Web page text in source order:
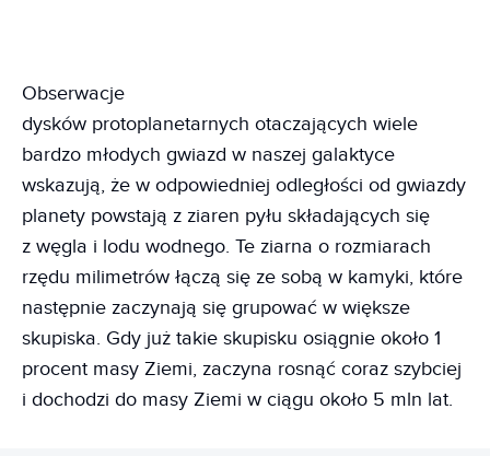
Obserwacje
dysków protoplanetarnych otaczających wiele
bardzo młodych gwiazd w naszej galaktyce
wskazują, że w odpowiedniej odległości od gwiazdy
planety powstają z ziaren pyłu składających się
z węgla i lodu wodnego. Te ziarna o rozmiarach
rzędu milimetrów łączą się ze sobą w kamyki, które
następnie zaczynają się grupować w większe
skupiska. Gdy już takie skupisku osiągnie około 1
procent masy Ziemi, zaczyna rosnąć coraz szybciej
i dochodzi do masy Ziemi w ciągu około 5 mln lat.